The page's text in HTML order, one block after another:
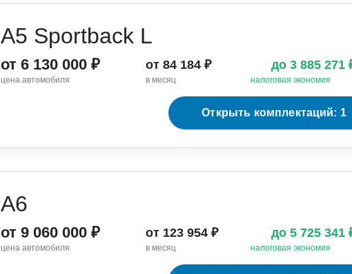
A5 Sportback L
от 6 130 000 ₽
цена автомобиля
от 84 184 ₽
в месяц
до 3 885 271
налоговая экономия
Открыть комплектаций: 1
A6
от 9 060 000 ₽
цена автомобиля
от 123 954 ₽
в месяц
до 5 725 341
налоговая экономия